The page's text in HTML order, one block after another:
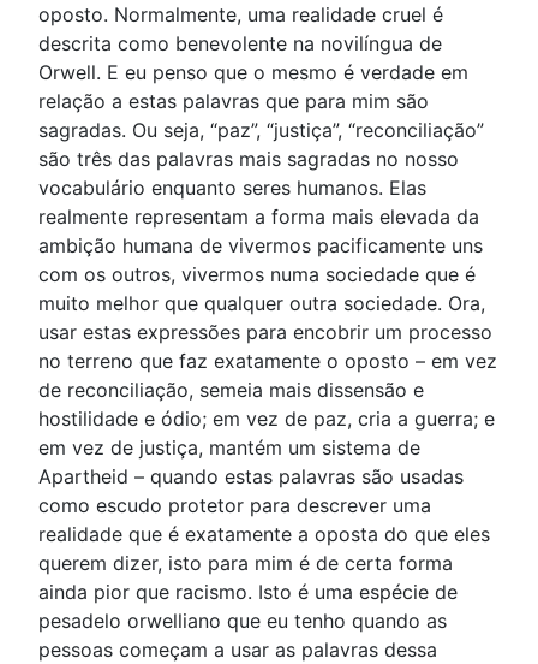
oposto. Normalmente, uma realidade cruel é
descrita como benevolente na novilíngua de
Orwell. E eu penso que o mesmo é verdade em
relação a estas palavras que para mim são
sagradas. Ou seja, “paz”, “justiça”, “reconciliação”
são três das palavras mais sagradas no nosso
vocabulário enquanto seres humanos. Elas
realmente representam a forma mais elevada da
ambição humana de vivermos pacificamente uns
com os outros, vivermos numa sociedade que é
muito melhor que qualquer outra sociedade. Ora,
usar estas expressões para encobrir um processo
no terreno que faz exatamente o oposto – em vez
de reconciliação, semeia mais dissensão e
hostilidade e ódio; em vez de paz, cria a guerra; e
em vez de justiça, mantém um sistema de
Apartheid – quando estas palavras são usadas
como escudo protetor para descrever uma
realidade que é exatamente a oposta do que eles
querem dizer, isto para mim é de certa forma
ainda pior que racismo. Isto é uma espécie de
pesadelo orwelliano que eu tenho quando as
pessoas começam a usar as palavras dessa